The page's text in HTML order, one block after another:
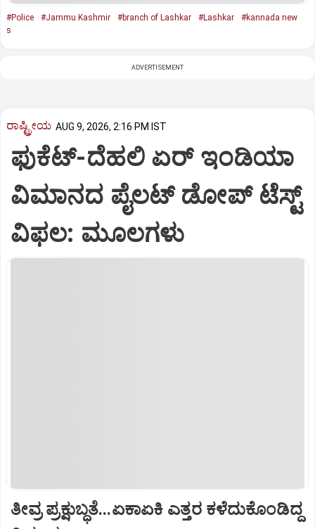
#Police #Jammu Kashmir #branch of Lashkar #Lashkar
#kannada new
s
ADVERTISEMENT
ರಾಷ್ಟ್ರೀಯ AUG 9, 2026, 2:16 PM IST
ಫುಕೆಟ್‌-ದೆಹಲಿ ಏರ್‌ ಇಂಡಿಯಾ
ವಿಮಾನದ ಪೈಲಟ್‌ ಡೋಪ್‌ ಟೆಸ್ಟ್‌
ವಿಫಲ: ಮೂಲಗಳು
ತೀವ್ರ ಪ್ರಕ್ಷುಬ್ಧತೆ...ಏಕಾಏಕಿ ಎತ್ತರ ಕಳೆದುಕೊಂಡಿದ್ದ